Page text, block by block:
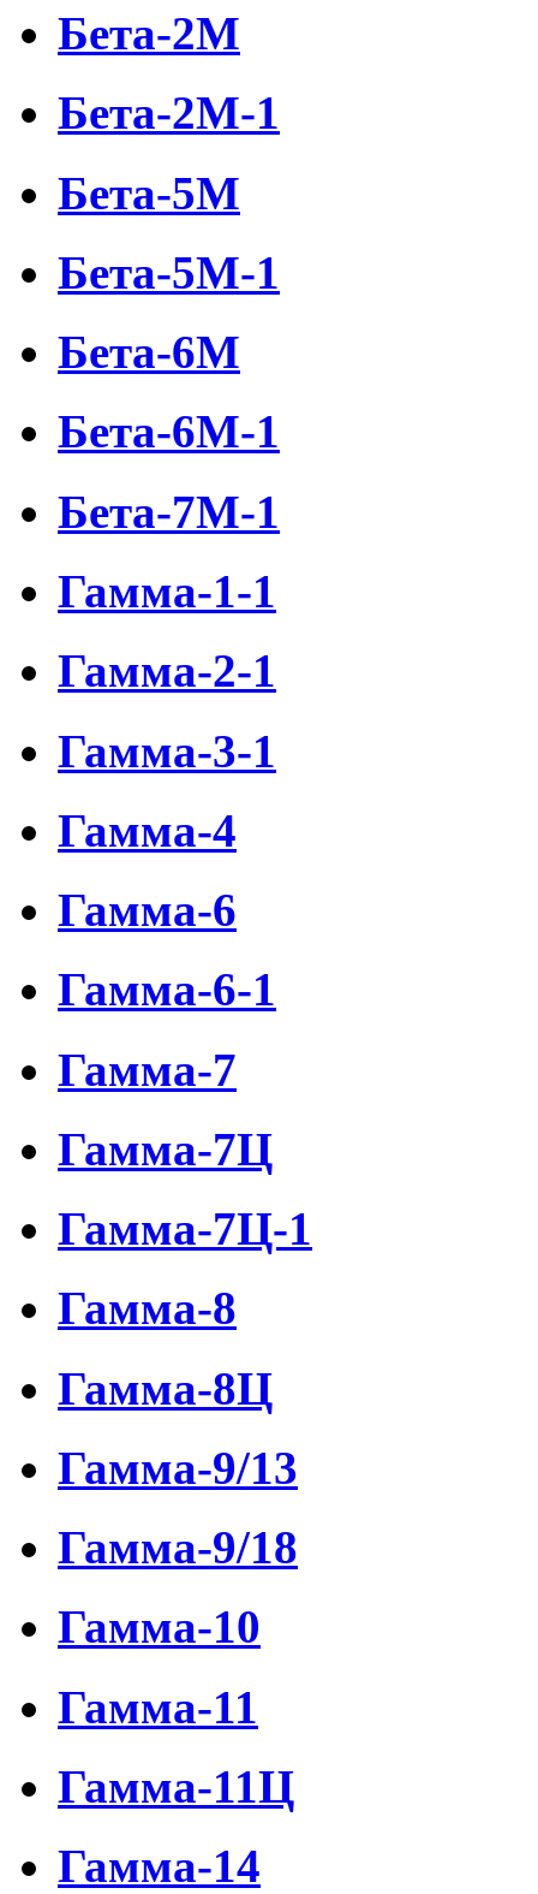
Бета-2М
Бета-2М-1
Бета-5М
Бета-5М-1
Бета-6М
Бета-6М-1
Бета-7М-1
Гамма-1-1
Гамма-2-1
Гамма-3-1
Гамма-4
Гамма-6
Гамма-6-1
Гамма-7
Гамма-7Ц
Гамма-7Ц-1
Гамма-8
Гамма-8Ц
Гамма-9/13
Гамма-9/18
Гамма-10
Гамма-11
Гамма-11Ц
Гамма-14